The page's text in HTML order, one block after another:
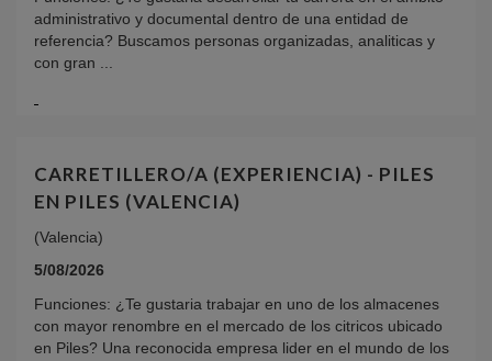
administrativo y documental dentro de una entidad de
referencia? Buscamos personas organizadas, analiticas y
con gran ...
CARRETILLERO/A (EXPERIENCIA) - PILES
EN PILES (VALENCIA)
(Valencia)
5/08/2026
Funciones: ¿Te gustaria trabajar en uno de los almacenes
con mayor renombre en el mercado de los citricos ubicado
en Piles? Una reconocida empresa lider en el mundo de los